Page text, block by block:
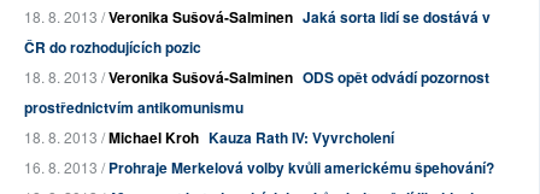
18. 8. 2013 /Veronika Sušová-Salminen Jaká sorta lidí se dostává v
ČR do rozhodujících pozic
18. 8. 2013 /Veronika Sušová-Salminen ODS opět odvádí pozornost
prostřednictvím antikomunismu
18. 8. 2013 /Michael Kroh Kauza Rath IV: Vyvrcholení
16. 8. 2013 /Prohraje Merkelová volby kvůli americkému špehování?